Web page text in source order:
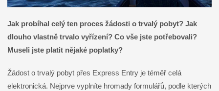
Jak probíhal celý ten proces žádosti o trvalý pobyt? Jak
dlouho vlastně trvalo vyřízení? Co vše jste potřebovali?
Museli jste platit nějaké poplatky?
Žádost o trvalý pobyt přes Express Entry je téměř celá
elektronická. Nejprve vyplníte hromady formulářů, podle kterých